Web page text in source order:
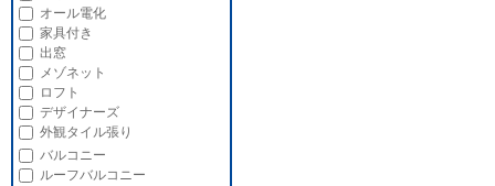
オール電化
家具付き
出窓
メゾネット
ロフト
デザイナーズ
外観タイル張り
バルコニー
ルーフバルコニー